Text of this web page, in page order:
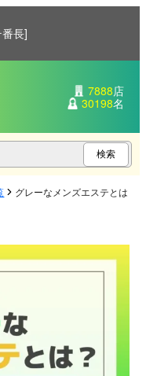
長]
7888店
30198名
グレーなメンズエステとは？